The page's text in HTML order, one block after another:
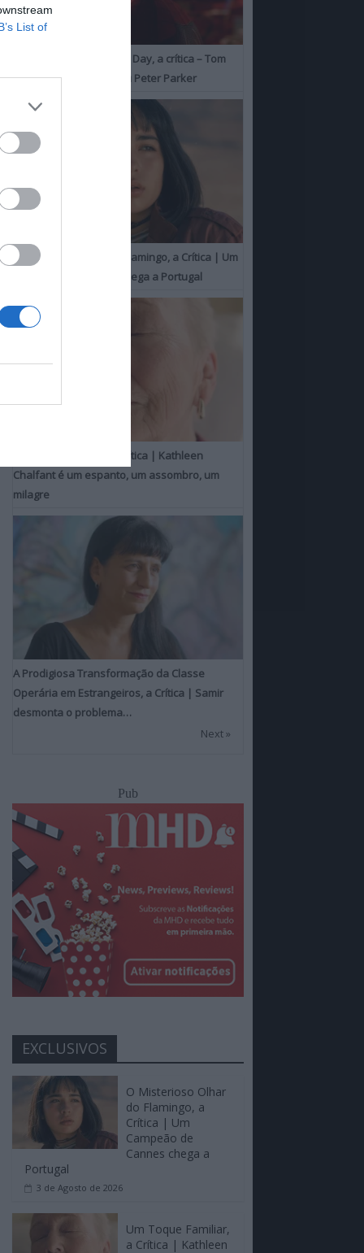
List of
Spider-Man: Brand New Day, a crítica – Tom
Holland consolida o seu Peter Parker
O Misterioso Olhar do Flamingo, a Crítica | Um
Campeão de Cannes chega a Portugal
Um Toque Familiar, a Crítica | Kathleen
Chalfant é um espanto, um assombro, um
milagre
A Prodigiosa Transformação da Classe
Operária em Estrangeiros, a Crítica | Samir
desmonta o problema…
Next »
Pub
EXCLUSIVOS
O Misterioso Olhar
do Flamingo, a
Crítica | Um
Campeão de
Cannes chega a
Portugal
3 de Agosto de 2026
Um Toque Familiar,
a Crítica | Kathleen